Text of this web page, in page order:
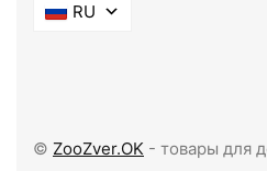
RU
© ZooZver.OK - товары для